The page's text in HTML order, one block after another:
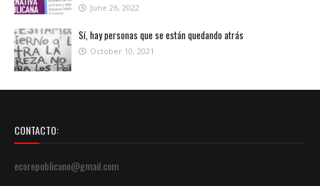
June 26, 2022
Sí, hay personas que se están quedando atrás
October 10, 2021
CONTACTO:
ecorepublicano@gmail.com